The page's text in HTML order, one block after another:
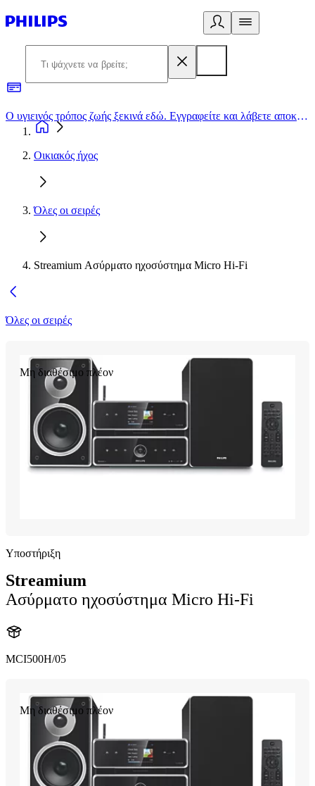
Ο υγιεινός τρόπος ζωής ξεκινά εδώ. Εγγραφείτε και λάβετε αποκλειστικές προσφορές
Οικιακός ήχος
Όλες οι σειρές
Streamium Ασύρματο ηχοσύστημα Micro Hi-Fi
Όλες οι σειρές
Μη διαθέσιμο πλέον
Υποστήριξη
Streamium
Ασύρματο ηχοσύστημα Micro Hi-Fi
MCI500H/05
Μη διαθέσιμο πλέον